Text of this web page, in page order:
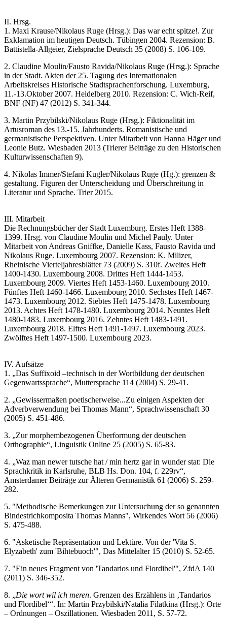
II. Hrsg.
1. Maxi Krause/Nikolaus Ruge (Hrsg.): Das war echt spitze!. Zur
Exklamation im heutigen Deutsch. Tübingen 2004. Rezension: B.
Battistella-Allgeier, Zielsprache Deutsch 35 (2008) S. 106-109.
2. Claudine Moulin/Fausto Ravida/Nikolaus Ruge (Hrsg.): Sprache
in der Stadt. Akten der 25. Tagung des Internationalen
Arbeitskreises Historische Stadtsprachenforschung. Luxemburg,
11.-13.Oktober 2007. Heidelberg 2010. Rezension: C. Wich-Reif,
BNF (NF) 47 (2012) S. 341-344.
3. Martin Przybilski/Nikolaus Ruge (Hrsg.): Fiktionalität im
Artusroman des 13.-15. Jahrhunderts. Romanistische und
germanistische Perspektiven. Unter Mitarbeit von Hanna Häger und
Leonie Butz. Wiesbaden 2013 (Trierer Beiträge zu den Historischen
Kulturwissenschaften 9).
4. Nikolas Immer/Stefani Kugler/Nikolaus Ruge (Hg.): grenzen &
gestaltung. Figuren der Unterscheidung und Überschreitung in
Literatur und Sprache. Trier 2015.
III. Mitarbeit
Die Rechnungsbücher der Stadt Luxemburg. Erstes Heft 1388-
1399. Hrsg. von Claudine Moulin und Michel Pauly. Unter
Mitarbeit von Andreas Gniffke, Danielle Kass, Fausto Ravida und
Nikolaus Ruge. Luxembourg 2007. Rezension: K. Milizer,
Rheinische Vierteljahresblätter 73 (2009) S. 310f. Zweites Heft
1400-1430. Luxembourg 2008. Drittes Heft 1444-1453.
Luxembourg 2009. Viertes Heft 1453-1460. Luxembourg 2010.
Fünftes Heft 1460-1466. Luxembourg 2010. Sechstes Heft 1467-
1473. Luxembourg 2012. Siebtes Heft 1475-1478. Luxembourg
2013. Achtes Heft 1478-1480. Luxembourg 2014. Neuntes Heft
1480-1483. Luxembourg 2016. Zehntes Heft 1483-1491.
Luxembourg 2018. Elftes Heft 1491-1497. Luxembourg 2023.
Zwölftes Heft 1497-1500. Luxembourg 2023.
IV. Aufsätze
1. „Das Suffixoid –technisch in der Wortbildung der deutschen
Gegenwartssprache“, Muttersprache 114 (2004) S. 29-41.
2. „Gewissermaßen poetischerweise...Zu einigen Aspekten der
Adverbverwendung bei Thomas Mann“, Sprachwissenschaft 30
(2005) S. 451-486.
3. „Zur morphembezogenen Überformung der deutschen
Orthographie“, Linguistik Online 25 (2005) S. 65-83.
4. „Waz man newer tutsche hat / min hertz gar in wunder stat: Die
Sprachkritik in Karlsruhe, BLB Hs. Don. 104, f. 229rv“,
Amsterdamer Beiträge zur Älteren Germanistik 61 (2006) S. 259-
282.
5. "Methodische Bemerkungen zur Untersuchung der so genannten
Bindestrichkomposita Thomas Manns", Wirkendes Wort 56 (2006)
S. 475-488.
6. "Asketische Repräsentation und Lektüre. Von der 'Vita S.
Elyzabeth' zum 'Bihtebuoch'", Das Mittelalter 15 (2010) S. 52-65.
7. "Ein neues Fragment von 'Tandarios und Flordibel'", ZfdA 140
(2011) S. 346-352.
8. „Die wort wil ich meren. Grenzen des Erzählens in ‚Tandarios
und Flordibel‘“. In: Martin Przybilski/Natalia Filatkina (Hrsg.): Orte
– Ordnungen – Oszillationen. Wiesbaden 2011, S. 57-72.